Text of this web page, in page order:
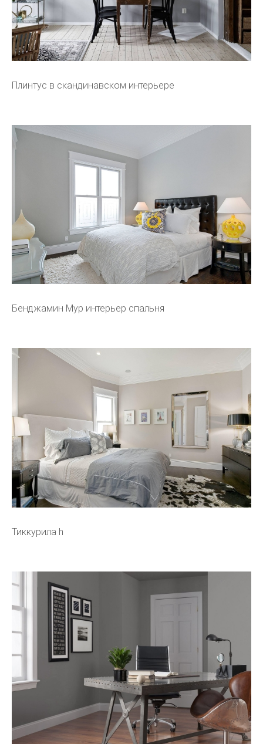
Плинтус в скандинавском интерьере
Бенджамин Мур интерьер спальня
Тиккурила h